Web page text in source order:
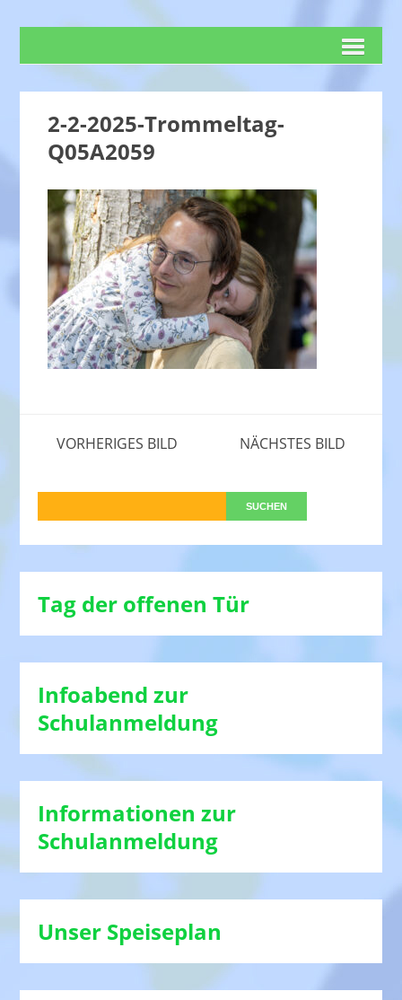
2-2-2025-Trommeltag-
Q05A2059
VORHERIGES BILD NÄCHSTES BILD
Tag der offenen Tür
Infoabend zur
Schulanmeldung
Informationen zur
Schulanmeldung
Unser Speiseplan